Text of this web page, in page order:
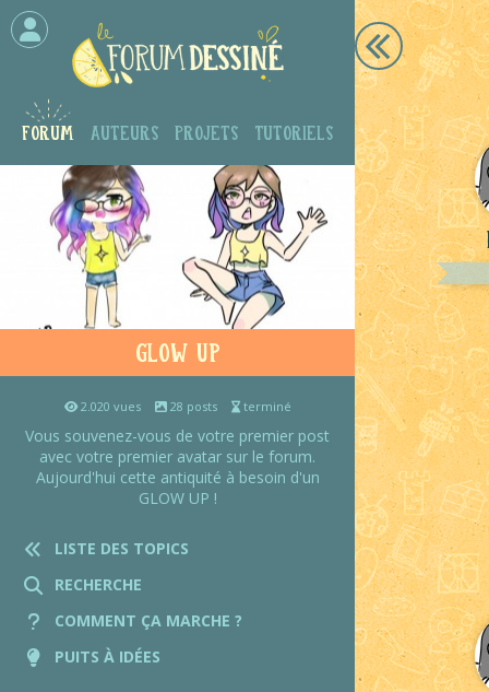
Forum Auteurs Projets Tutoriels
Glow up
2.020 vues 28 posts terminé
Vous souvenez-vous de votre premier post
avec votre premier avatar sur le forum.
Aujourd'hui cette antiquité à besoin d'un
GLOW UP !
LISTE DES TOPICS
RECHERCHE
COMMENT ÇA MARCHE ?
PUITS À IDÉES